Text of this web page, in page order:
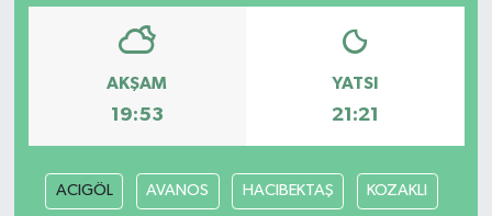
AKŞAM
19:53
YATSI
21:21
ACIGÖL AVANOS HACIBEKTAŞ KOZAKLI
Bilim, Teknoloji